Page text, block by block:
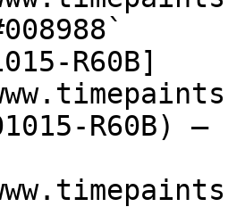
R60B]
R60B)